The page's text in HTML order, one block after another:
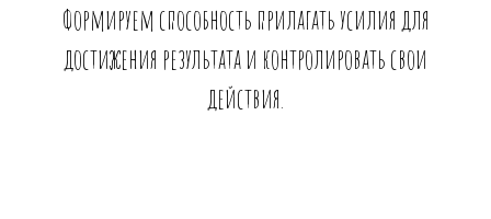
Формируем способность прилагать усилия для
достижения результата и контролировать свои
действия.